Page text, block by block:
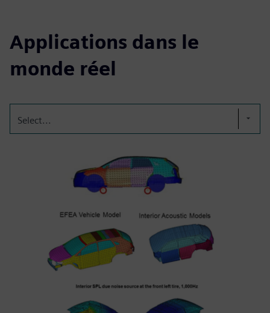
Applications dans le
monde réel
Select...